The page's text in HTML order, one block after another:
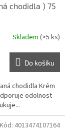
chodidla ) 75
Skladem (>5 ks)
Do košíku
chodidla Krém
odolnost
Kód: 4013474107164